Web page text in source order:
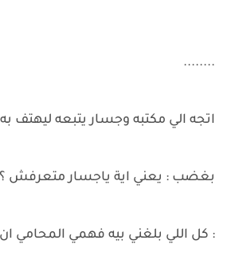
........
اتجه الي مكتبه وجسار يتبعه ليهتف به
بغضب : يعني اية ياجسار متعرفش ؟
: كل اللي بلغني بيه فهمي المحامي